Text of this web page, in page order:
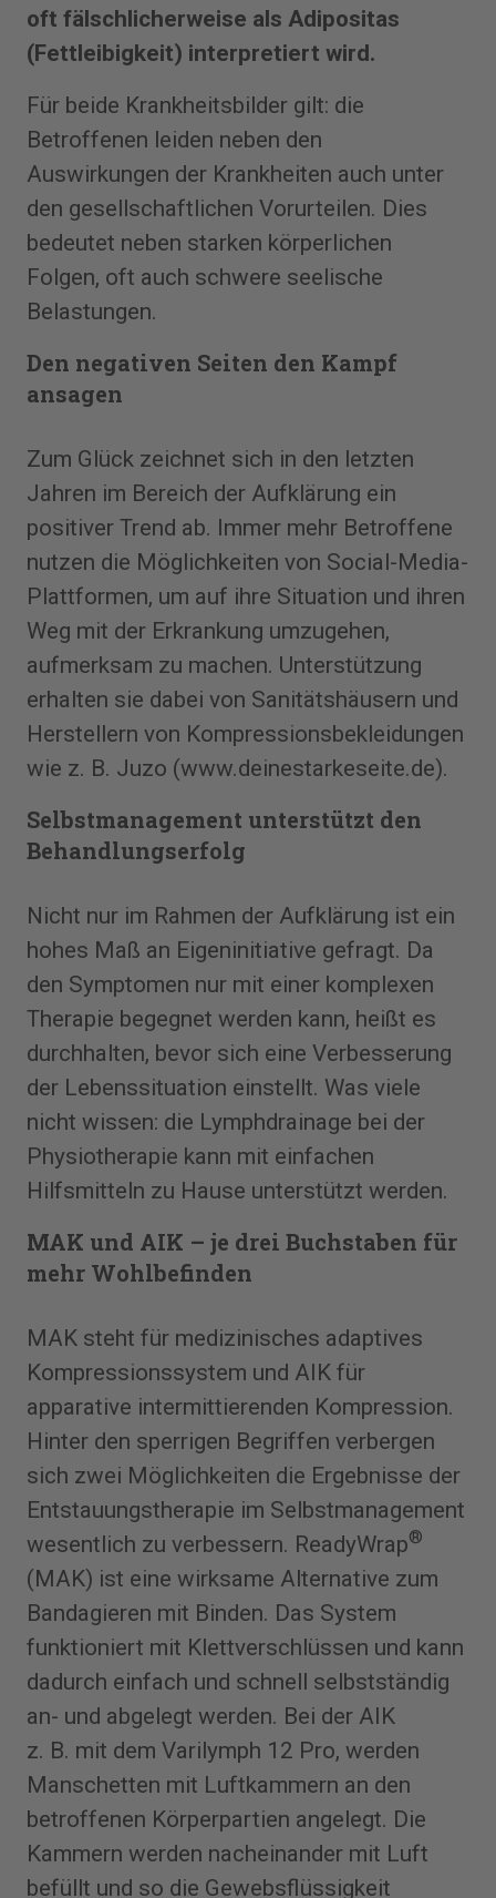
oft fälschlicherweise als Adipositas
(Fettleibigkeit) interpretiert wird.
Für beide Krankheitsbilder gilt: die
Betroffenen leiden neben den
Auswirkungen der Krankheiten auch unter
den gesellschaftlichen Vorurteilen. Dies
bedeutet neben starken körperlichen
Folgen, oft auch schwere seelische
Belastungen.
Den negativen Seiten den Kampf
ansagen
Zum Glück zeichnet sich in den letzten
Jahren im Bereich der Aufklärung ein
positiver Trend ab. Immer mehr Betroffene
nutzen die Möglichkeiten von Social-Media-
Plattformen, um auf ihre Situation und ihren
Weg mit der Erkrankung umzugehen,
aufmerksam zu machen. Unterstützung
erhalten sie dabei von Sanitätshäusern und
Herstellern von Kompres­sionsbekleidungen
wie z. B. Juzo (www.deinestarkeseite.de).
Selbstmanagement unterstützt den
Behandlungserfolg
Nicht nur im Rahmen der Aufklärung ist ein
hohes Maß an Eigeninitiative gefragt. Da
den Symptomen nur mit einer komplexen
Therapie begegnet werden kann, heißt es
durchhalten, bevor sich eine Verbesserung
der Lebenssituation einstellt. Was viele
nicht wissen: die Lymphdrainage bei der
Physiotherapie kann mit einfachen
Hilfsmitteln zu Hause unterstützt werden.
MAK und AIK – je drei Buchstaben für
mehr Wohlbefinden
MAK steht für medizinisches adaptives
Kompressionssystem und AIK für
apparative intermittierenden Kompression.
Hinter den sperrigen Begriffen verbergen
sich zwei Möglichkeiten die Ergebnisse der
Entstauungstherapie im Selbstmanagement
wesentlich zu verbessern. ­Ready­Wrap®
(MAK) ist eine wirksame Alternative zum
Bandagieren mit Binden. Das System
funktioniert mit Klettverschlüssen und kann
dadurch einfach und schnell selbstständig
an- und abgelegt werden. Bei der AIK
z. B. mit dem Varilymph 12 Pro, werden
Manschetten mit Luftkammern an den
betroffenen Körperpartien angelegt. Die
Kammern werden nacheinander mit Luft
befüllt und so die Gewebsflüssigkeit